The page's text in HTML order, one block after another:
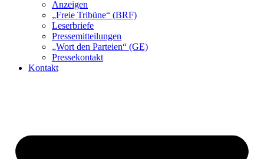
Anzeigen
„Freie Tribüne“ (BRF)
Leserbriefe
Pressemitteilungen
„Wort den Parteien“ (GE)
Pressekontakt
Kontakt